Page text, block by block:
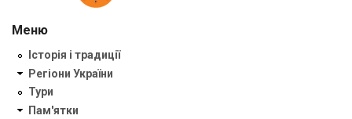
Меню
Історія і традиції
Регіони України
Тури
Пам'ятки